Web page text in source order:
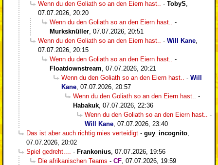
Wenn du den Goliath so an den Eiern hast.. - TobyS
07.07.2026, 20:20
Wenn du den Goliath so an den Eiern hast..
-
Murksknüller 07.07.2026, 20:51
Wenn du den Goliath so an den Eiern hast..
- Will Kane
07.07.2026, 20:15
Wenn du den Goliath so an den Eiern hast..
-
Floatdownstream 07.07.2026, 20:21
Wenn du den Goliath so an den Eiern hast..
- Will
Kane 07.07.2026, 20:57
Wenn du den Goliath so an den Eiern hast..
-
Habakuk 07.07.2026, 22:36
Wenn du den Goliath so an den Eiern hast..
-
Will Kane 07.07.2026, 23:40
Das ist aber auch richtig mies verteidigt - guy_incognito
07.07.2026, 20:02
Spiel gedreht....
- Frankonius 07.07.2026, 19:56
Die afrikanischen Teams - CF 07.07.2026, 19:59